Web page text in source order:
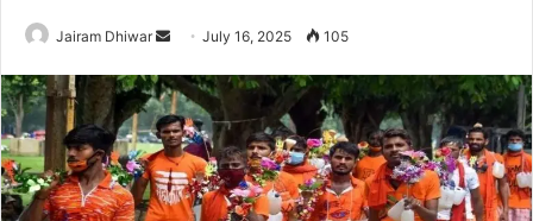
Jairam Dhiwar
Send
email
July 16, 2025 105